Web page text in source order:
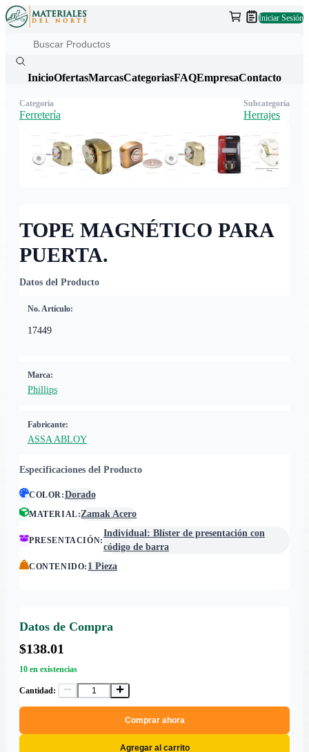
Iniciar Sesión
InicioOfertasMarcasCategoriasFAQEmpresaContacto
TOPE MAGNÉTICO PARA
PUERTA.
Datos del Producto
No. Artículo:
17449
Marca:
Phillips
Fabricante:
ASSA ABLOY
Especificaciones del Producto
COLOR:Dorado
MATERIAL:Zamak Acero
PRESENTACIÓN:
Individual: Blíster de presentación con
código de barra
CONTENIDO: 1 Pieza
Datos de Compra
$138.01
10 en existencias
Cantidad:
Comprar ahora
Agregar al carrito
Categoría
Ferretería
Subcategoría
Herrajes